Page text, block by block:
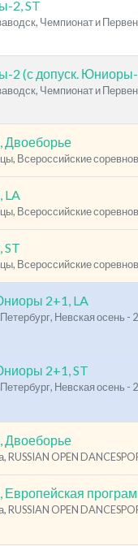
2, ST
Чемпионат и
(с допуск. Юниоры-
Чемпионат и
Всероссийские
LA
Всероссийские
Всероссийские
2+1, LA
Невская осень
2+1, ST
Невская осень
RUSSIAN OPEN
RUSSIAN OPEN